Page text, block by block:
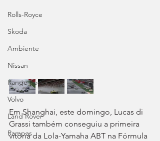
Rolls-Royce
Skoda
Ambiente
Nissan
Range Rover
Volvo
Land Rover
Rampas
Em Shanghai, este domingo, Lucas di
Grassi também conseguiu a primeira
vitória da Lola-Yamaha ABT na Fórmula